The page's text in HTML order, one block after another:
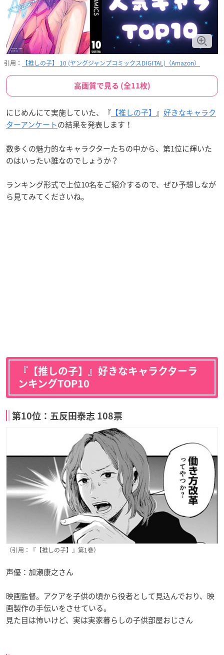
引用： 【推しの子】 10 (ヤングジャンプコミックスDIGITAL)（Amazon）
高画質で見る (全11枚)
にじめんにて実施していた、『 【推しの子】 』 好きなキャラク
ターアンケートの結果を発表します！
数多くの魅力的なキャラクターたちの中から、第1位に輝いた
のはいったい誰なのでしょうか？
ランキング形式で上位10名をご紹介するので、ぜひ予想しなが
ら見てみてくださいね。
『【推しの子】』好きなキャラクターラ
ンキングTOP10
第10位：五反田泰志 108票
（引用：『【推しの子】』第1巻）
声優：加瀬康之さん
映画監督。アクアを子供の頃から役者として見込んでおり、映
画製作の手伝いをさせている。
見た目は怖いけど、実は実家暮らしの子供部屋おじさん